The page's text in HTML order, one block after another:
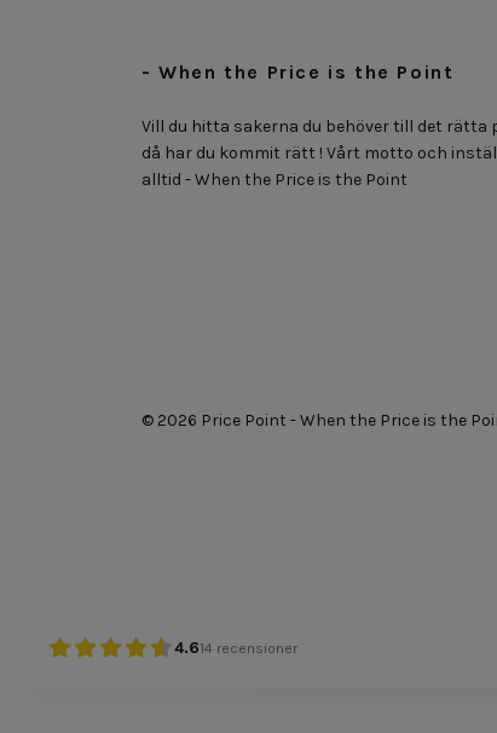
- When the Price is the Point
Vill du hitta sakerna du behöver till det rätta
då har du kommit rätt ! Vårt motto och
alltid - When the Price is the Point
© 2026 Price Point - When the Price is the
4.614 recensioner